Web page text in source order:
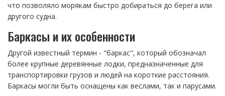
что позволяло морякам быстро добираться до берега или
другого судна.
Баркасы и их особенности
Другой известный термин - "баркас", который обозначал
более крупные деревянные лодки, предназначенные для
транспортировки грузов и людей на короткие расстояния.
Баркасы могли быть оснащены как веслами, так и парусами.